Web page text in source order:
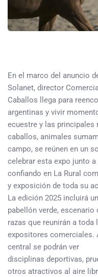
En el marco del anuncio
Solanet, director
Caballos llega para
argentinas y vivir
ecuestre y las principales
caballos, animales
campo, se reúnen en un
celebrar esta expo junto
confiando en La Rural
y exposición de toda su
La edición 2025 incluirá
pabellón verde,
razas que reunirán a
expositores comerciales.
central se podrán ver
disciplinas deportivas,
otros atractivos al aire